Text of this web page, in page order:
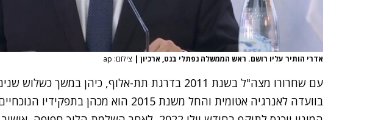
אדרי הותיר עליו רושם. ראש הממשלה נפתלי בנט, ארכיון | צילום: ap
עם שחרורו מצה"ל בשנת 2011 בדרגת תת-אלוף, כיהן במשך
בוועדה לאנרגיה אטומית והחל משנת 2015 הוא מכהן